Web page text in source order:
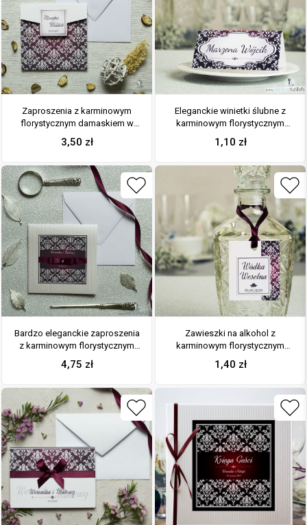
Zaproszenia z karminowym
florystycznym damaskiem w
kształcie koperty. ZAP-15-04
3,50 zł
Eleganckie winietki ślubne z
karminowym florystycznym
damaskiem i cyrkonią
1,10 zł
Bardzo eleganckie zaproszenia
z karminowym florystycznym
damaskiem, papierem srebrnym
w paski, wklejanym wnętrzem,
cyrkonią. ZAP-25-92
4,75 zł
Zawieszki na alkohol z
karminowym florystycznym
damaskiem po prawej,
przyklejanym motywem
1,40 zł